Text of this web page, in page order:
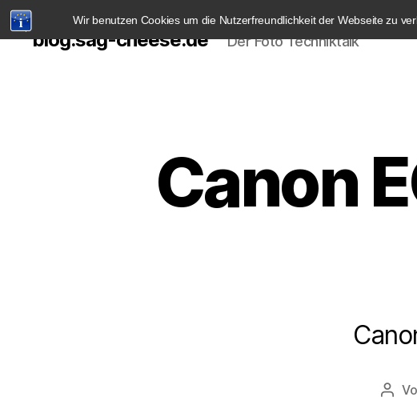
Wir benutzen Cookies um die Nutzerfreundlichkeit der Webseite zu
blog.sag-cheese.de Der Foto Techniktalk
Canon